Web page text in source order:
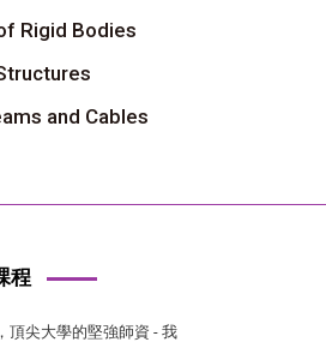
Rigid Bodies
and Cables
程
頂尖大學的堅強師資 - 我